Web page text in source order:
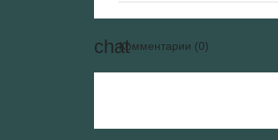
Комментарии (0)